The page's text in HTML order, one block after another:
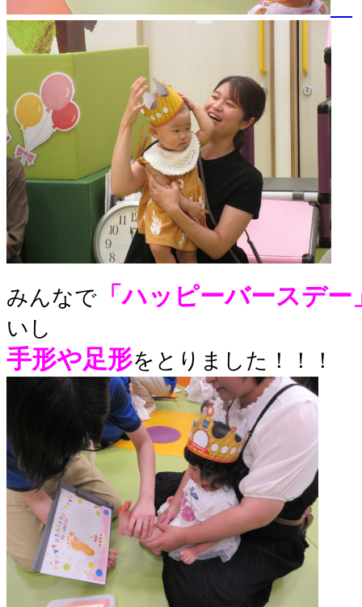
みんなで 「ハッピーバースデー
いし
手形や足形をとりました！！！